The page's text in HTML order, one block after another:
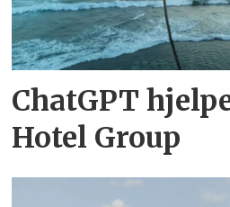
ChatGPT
Hotel Group